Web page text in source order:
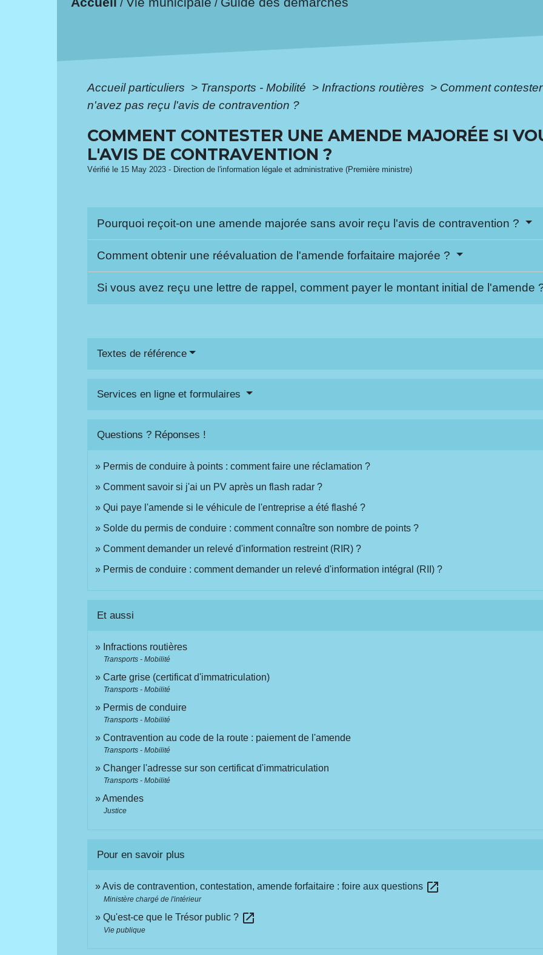
/ /
Accueil particuliers > Transports - Mobilité > Infractions routières > Comment
n'avez pas reçu l'avis de contravention ?
COMMENT CONTESTER UNE AMENDE MAJORÉE SI
L'AVIS DE CONTRAVENTION ?
Vérifié le 15 May 2023 - Direction de l'information légale et administrative (Première ministre)
Pourquoi reçoit-on une amende majorée sans avoir reçu l'avis de contravention ?
Comment obtenir une réévaluation de l'amende forfaitaire majorée ?
Si vous avez reçu une lettre de rappel, comment payer le montant initial de l'amende
Textes de référence
Services en ligne et formulaires
Questions ? Réponses !
Permis de conduire à points : comment faire une réclamation ?
Comment savoir si j'ai un PV après un flash radar ?
Qui paye l'amende si le véhicule de l'entreprise a été flashé ?
Solde du permis de conduire : comment connaître son nombre de points ?
Comment demander un relevé d'information restreint (RIR) ?
Permis de conduire : comment demander un relevé d'information intégral (RII) ?
Et aussi
Infractions routières
Transports - Mobilité
Carte grise (certificat d'immatriculation)
Transports - Mobilité
Permis de conduire
Transports - Mobilité
Contravention au code de la route : paiement de l'amende
Transports - Mobilité
Changer l'adresse sur son certificat d'immatriculation
Transports - Mobilité
Amendes
Justice
Pour en savoir plus
Avis de contravention, contestation, amende forfaitaire : foire aux questions open_in_new
Ministère chargé de l'intérieur
Qu'est-ce que le Trésor public ? open_in_new
Vie publique